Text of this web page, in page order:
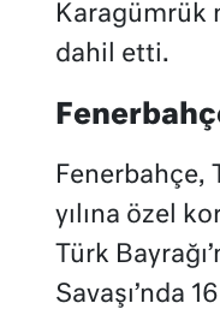
Karagümrük
dahil etti.
Fenerbahçe,
yılına özel
Türk
Savaşı’nda